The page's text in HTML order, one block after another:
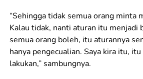
“Sehingga tidak semua orang minta
Kalau tidak, nanti aturan itu menjadi
semua orang boleh, itu aturannya
hanya pengecualian. Saya kira itu,
lakukan,” sambungnya.